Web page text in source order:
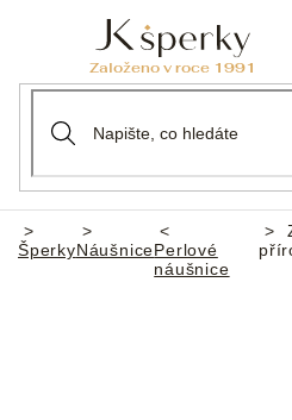
Domů
ŠperkyNáušnicePerlové
náušnice